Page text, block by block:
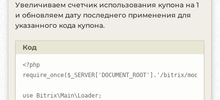
Увеличиваем счетчик использования купона на 1
и обновляем дату последнего применения для
указанного кода купона.
Код
<?php
require_once($_SERVER['DOCUMENT_ROOT'].'/bitrix/
use Bitrix\Main\Loader;